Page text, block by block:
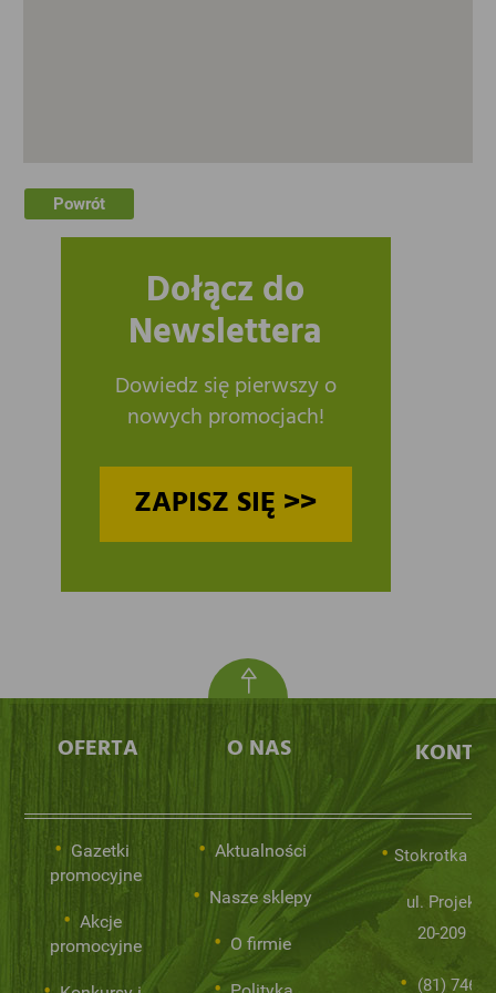
Powrót
Dołącz do
Newslettera
Dowiedz się pierwszy o
nowych promocjach!
ZAPISZ SIĘ >>
OFERTA
Gazetki
promocyjne
Akcje
promocyjne
O NAS
Aktualności
Nasze sklepy
O firmie
Stokrotka
ul.
20-209
(81) 746